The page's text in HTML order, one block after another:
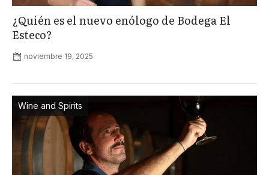
¿Quién es el nuevo enólogo de Bodega El
Esteco?
noviembre 19, 2025
Wine and Spirits